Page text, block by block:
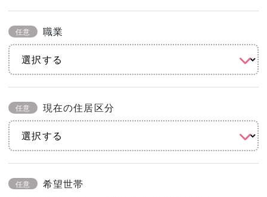
任意 職業
任意 現在の住居区分
任意 希望世帯